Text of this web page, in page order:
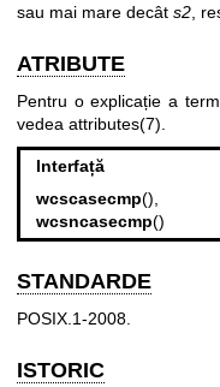
sau mai mare decât s2 ,
ATRIBUTE
Pentru o explicație a
vedea attributes(7).
Interfață
wcscasecmp(),
wcsncasecmp()
STANDARDE
POSIX.1-2008.
ISTORIC